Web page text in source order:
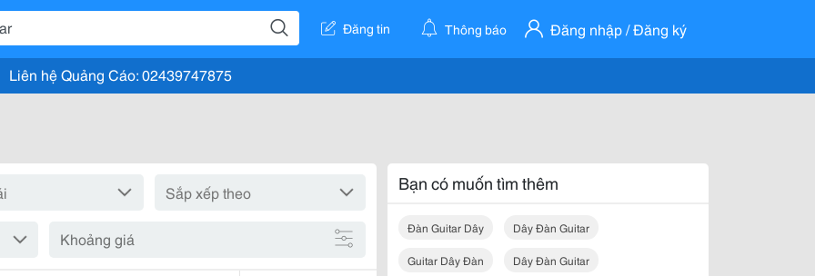
Đăng tin Thông báo Đăng nhập / Đăng ký
Liên hệ Quảng Cáo: 02439747875
Khoảng giá
Bạn có muốn tìm thêm
Đàn Guitar Dây Dây Đàn Guitar
Guitar Dây Đàn Dây Đàn Guitar